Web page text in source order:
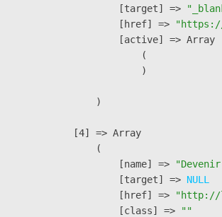
            [target] =>
            [href] =>
"https://
            [active] => Array
                (
                )
        )
    [4] => Array
        (
            [name] =>
"Devenir
            [target] =>
NULL
            [href] =>
"http://
            [class] =>
""